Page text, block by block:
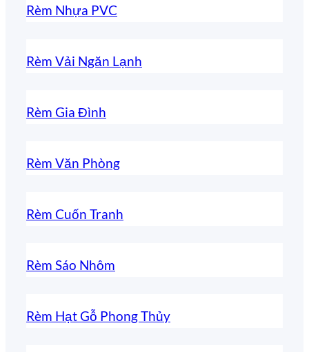
Rèm Nhựa PVC
Rèm Vải Ngăn Lạnh
Rèm Gia Đình
Rèm Văn Phòng
Rèm Cuốn Tranh
Rèm Sáo Nhôm
Rèm Hạt Gỗ Phong Thủy